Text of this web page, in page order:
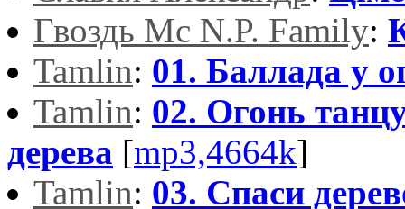
Гвоздь Мс N.P. Family:
Tamlin: 01. Баллада у
Tamlin: 02. Огонь
дерева [mp3,4664k]
Tamlin: 03. Спаси